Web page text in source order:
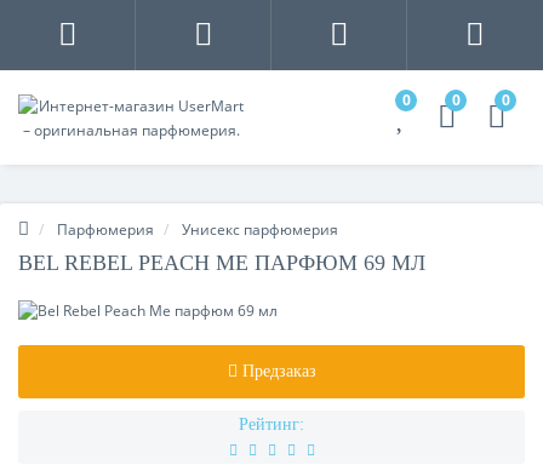
0 0 0
Парфюмерия Унисекс парфюмерия
BEL REBEL PEACH ME ПАРФЮМ 69 МЛ
Предзаказ
Рейтинг: